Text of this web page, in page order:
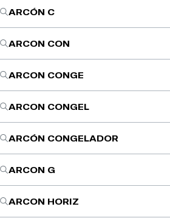
ARCÓN C
ARCON CON
ARCON CONGE
ARCON CONGEL
ARCÓN CONGELADOR
ARCON G
ARCON HORIZ